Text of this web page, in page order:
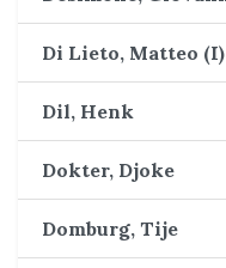
Di Lieto, Matteo (I)
Dil, Henk
Dokter, Djoke
Domburg, Tije